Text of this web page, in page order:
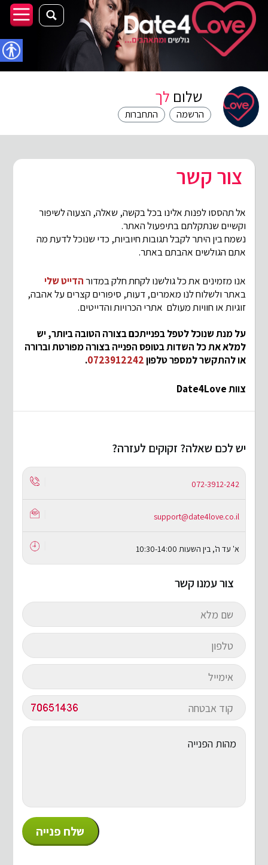
שלום לך
התחברות הרשמה
צור קשר
אל תהססו לפנות אלינו בכל בקשה, שאלה, הצעוה לשיפור
וקשיים שנתקלתם בתיפעול האתר.
נשמח בין היתר לקבל תגובות חיוביות, כדי שנוכל לדעת מה
אתם הגולשים אהבתם באתר.
אנו מזמינים את כל גולשנו לקחת חלק במדורהדייט שלי
באתר ולשלוח לנו מאמרים, דעות, סיפורים קצרים על אהבה,
זוגיות או חוויות מעולם אתרי הכרויות והדייטים.
על מנת שנוכל לטפל בפנייתכם בצורה הטובה ביותר, יש
למלא את כל השדות בטופס הפנייה בצורה מפורטת וברורה
או להתקשר למספר טלפון0723912242
.
צוות Date4Love
יש לכם שאלה? זקוקים לעזרה?
072-3912-242
support@date4love.co.il
א' עד ה', בין השעות 10:30-14:00
צור עמנו קשר